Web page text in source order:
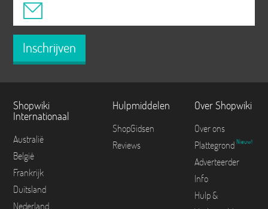
Inschrijven
Shopwiki
Internationaal
Australië
België
Frankrijk
Duitsland
Nederland
Hulpmiddelen
ShopGidsen
Reviews
Over Shopwiki
Over ons
Plattegrond Nieuw!
Adverteerder
Info
Hulp &